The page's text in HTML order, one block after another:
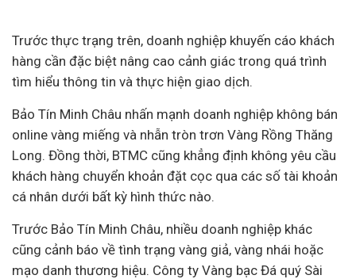
Trước thực trạng trên, doanh nghiệp khuyến cáo khách
hàng cần đặc biệt nâng cao cảnh giác trong quá trình
tìm hiểu thông tin và thực hiện giao dịch.
Bảo Tín Minh Châu nhấn mạnh doanh nghiệp không bán
online vàng miếng và nhẫn tròn trơn Vàng Rồng Thăng
Long. Đồng thời, BTMC cũng khẳng định không yêu cầu
khách hàng chuyển khoản đặt cọc qua các số tài khoản
cá nhân dưới bất kỳ hình thức nào.
Trước Bảo Tín Minh Châu, nhiều doanh nghiệp khác
cũng cảnh báo về tình trạng vàng giả, vàng nhái hoặc
mạo danh thương hiệu. Công ty Vàng bạc Đá quý Sài